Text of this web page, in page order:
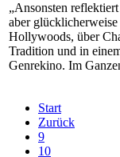
„Ansonsten
aber
Hollywoods, über
Tradition und in
Genrekino. Im
Start
Zurück
9
10